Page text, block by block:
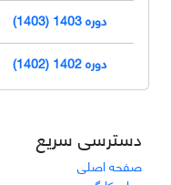
دوره 1403 (1403)
دوره 1402 (1402)
دسترسی سریع
صفحه اصلی